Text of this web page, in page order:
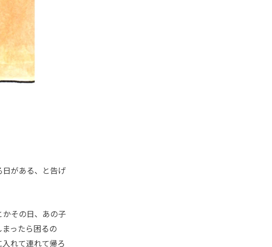
がある、と告げ
その日、あの子
ったら困るの
れて連れて帰ろ